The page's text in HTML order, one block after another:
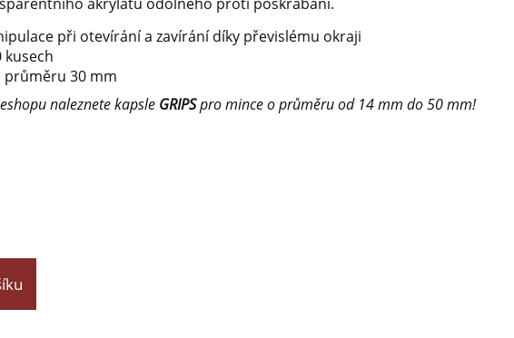
při otevírání a zavírání díky převislému okraji
kusech
průměru 30 mm
naleznete kapsle GRIPSpro mince o průměru od 14 mm do 50 mm!